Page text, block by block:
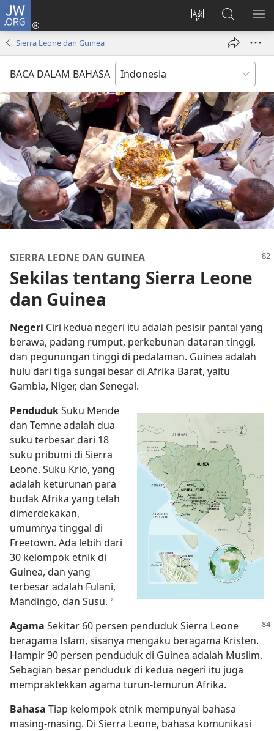
JW.ORG
Ganti
bahasa
Log
window
Cari
di
JW.ORG
Sierra Leone dan Guinea
BACA DALAM BAHASA
SIERRA LEONE DAN GUINEA
Sekilas tentang Sierra Leone
dan Guinea
Negeri Ciri kedua negeri itu adalah pesisir pantai yang
berawa, padang rumput, perkebunan dataran tinggi,
dan pegunungan tinggi di pedalaman. Guinea adalah
hulu dari tiga sungai besar di Afrika Barat, yaitu
Gambia, Niger, dan Senegal.
PendudukSuku Mende
dan Temne adalah dua
suku terbesar dari 18
suku pribumi di Sierra
Leone. Suku Krio, yang
adalah keturunan para
budak Afrika yang telah
dimerdekakan,
umumnya tinggal di
Freetown. Ada lebih dari
30 kelompok etnik di
Guinea, dan yang
terbesar adalah Fulani,
Mandingo, dan Susu. *
Agama Sekitar 60 persen penduduk Sierra Leone
beragama Islam, sisanya mengaku beragama Kristen.
Hampir 90 persen penduduk di Guinea adalah Muslim.
Sebagian besar penduduk di kedua negeri itu juga
mempraktekkan agama turun-temurun Afrika.
Bahasa Tiap kelompok etnik mempunyai bahasa
masing-masing. Di Sierra Leone, bahasa komunikasi